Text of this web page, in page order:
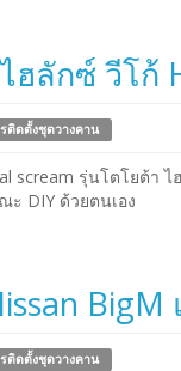
ลักซ์ วีโก้
ติดตั้งชุดวางคาน
รุ่นโตโยต้า ไ
DIY ด้วยตนเอง
BigM
ติดตั้งชุดวางคาน